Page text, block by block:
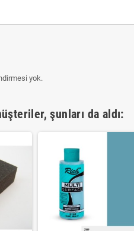
yok.
şunları da aldı: